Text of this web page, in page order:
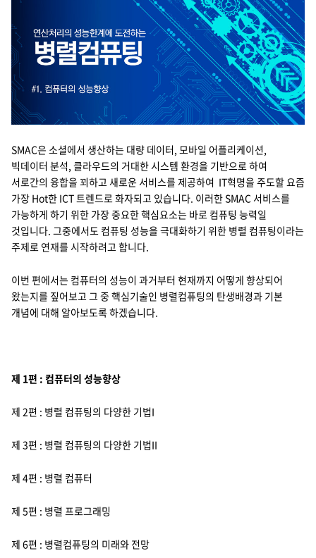
고객사례
리소스
회사정보
회사소개
투자정보
지속가능경영
뉴스룸
이벤트/웨비나
채용
지원
고객 지원
파트너 지원
SMAC은 소셜에서 생산하는 대량 데이터, 모바일 어플리케이션,
빅데이터 분석, 클라우드의 거대한 시스템 환경을 기반으로 하여
서로간의 융합을 꾀하고 새로운 서비스를 제공하여 IT혁명을 주도할 요즘
가장 Hot한 ICT 트렌드로 화자되고 있습니다. 이러한 SMAC 서비스를
가능하게 하기 위한 가장 중요한 핵심요소는 바로 컴퓨팅 능력일
것입니다. 그중에서도 컴퓨팅 성능을 극대화하기 위한 병렬 컴퓨팅이라는
주제로 연재를 시작하려고 합니다.
이번 편에서는 컴퓨터의 성능이 과거부터 현재까지 어떻게 향상되어
왔는지를 짚어보고 그 중 핵심기술인 병렬컴퓨팅의 탄생배경과 기본
개념에 대해 알아보도록 하겠습니다.
제 1편 : 컴퓨터의 성능향상
제 2편 : 병렬 컴퓨팅의 다양한 기법I
제 3편 : 병렬 컴퓨팅의 다양한 기법II
제 4편 : 병렬 컴퓨터
제 5편 : 병렬 프로그래밍
제 6편 : 병렬컴퓨팅의 미래와 전망